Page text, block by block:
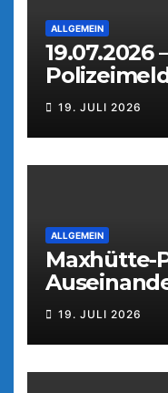
ALLGEMEIN
19.07.2026 –
Weiden
19. JULI 2026
ALLGEMEIN
Maxhütte-
Parkfest
19. JULI 2026